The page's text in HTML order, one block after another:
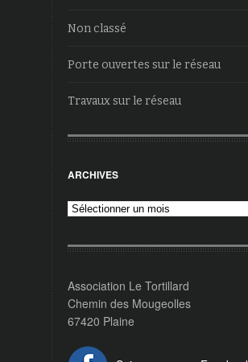
Non classé
Porte ouvertes sur le réseau
Travaux sur le réseau
ARCHIVES
Archives
Association Le Tortillard
Chemin des Mougeolles
67420 Plaine